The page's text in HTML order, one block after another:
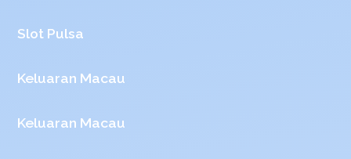
Slot Pulsa
Keluaran Macau
Keluaran Macau